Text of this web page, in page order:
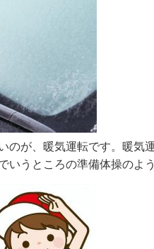
のが、暖気運転です。暖
いうところの準備体操のよ